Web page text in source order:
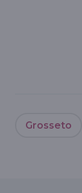
Grosseto